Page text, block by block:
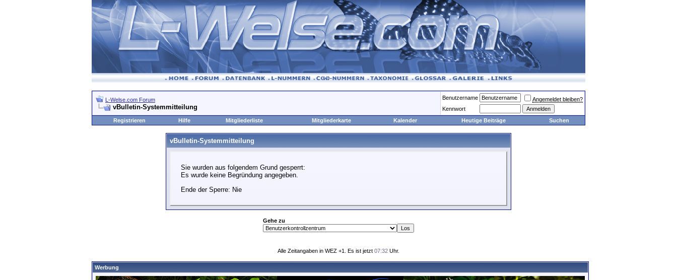
L-Welse.com Forum
vBulletin-Systemmitteilung
Benutzername
Angemeldet bleiben?
Kennwort
Registrieren
Hilfe Mitgliederliste Mitgliederkarte Kalender Heutige Beiträge Suchen
vBulletin-Systemmitteilung
Sie wurden aus folgendem Grund gesperrt:
Es wurde keine Begründung angegeben.
Ende der Sperre: Nie
Gehe zu
Alle Zeitangaben in WEZ +1. Es ist jetzt 07:32 Uhr.
Werbung